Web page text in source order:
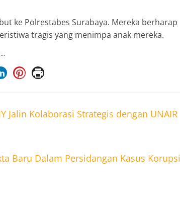
ke Polrestabes Surabaya. Mereka berharap
tragis yang menimpa anak mereka.
Jalin Kolaborasi Strategis dengan UNAIR
Baru Dalam Persidangan Kasus Korupsi